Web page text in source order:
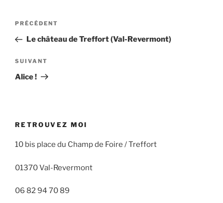
Navigation
l’article
Article
précédent
PRÉCÉDENT
Le château de Treffort (Val-Revermont)
Article
suivant
SUIVANT
Alice !
RETROUVEZ MOI
10 bis place du Champ de Foire / Treffort
01370 Val-Revermont
06 82 94 70 89